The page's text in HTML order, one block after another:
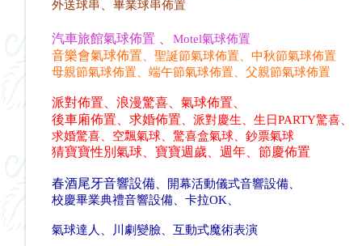
外送球串
畢業球串佈置
汽車旅館氣球佈置 、 Motel氣球佈置
音樂會氣球佈置 聖誕節氣球佈置 、中秋節氣球佈置
母親節氣球佈置 端午節氣球佈置 、父親節氣球佈置
派對佈置、浪漫驚喜、氣球佈置、
後車廂佈置、求婚佈置
派對慶生、生日PARTY驚喜、
求婚驚喜、空飄氣球、驚喜盒氣球、鈔票氣球
猜寶寶性別氣球、寶寶週歲、週年、節慶佈置
春酒尾牙音響設備 、開幕活動儀式音響設備
校慶畢業典禮音響設備 卡拉OK
氣球達人 、川劇變臉 、互動式魔術表演